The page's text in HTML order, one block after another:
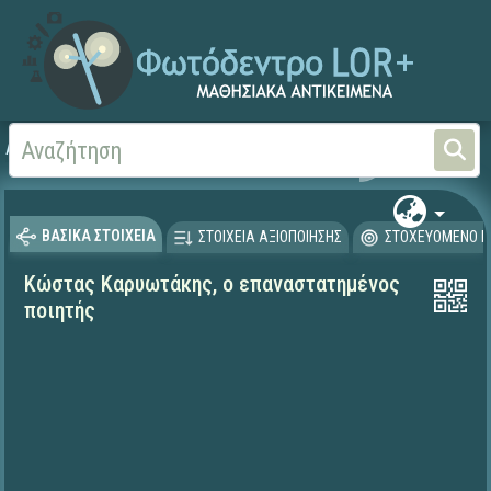
Αρχική
ΒΑΣΙΚΑ ΣΤΟΙΧΕΙΑ ΣΤΟΙΧΕΙΑ ΑΞΙΟΠΟΙΗΣΗΣ ΣΤΟΧΕΥΟΜΕΝΟ
Κώστας Καρυωτάκης, ο επαναστατημένος
ποιητής